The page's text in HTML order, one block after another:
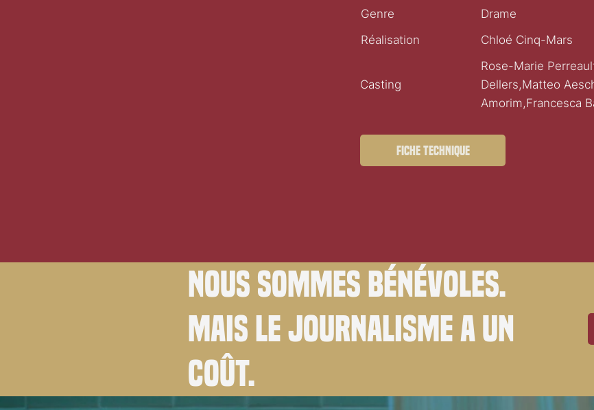
Genre
Drame
Réalisation
Chloé Cinq-Mars
Casting
Rose-Marie
Dellers,Matteo
Amorim,Francesca
Fiche technique
Nous sommes bénévoles.
Mais le journalisme a un
coût.